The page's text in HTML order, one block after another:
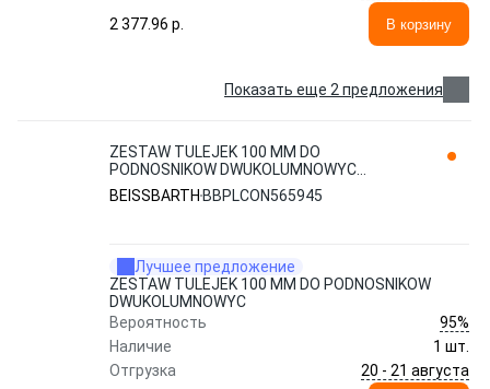
2 377.96 p.
В корзину
Показать еще 2 предложения
ZESTAW TULEJEK 100 MM DO
PODNOSNIKOW DWUKOLUMNOWYC
BBPLCON565945 BEISSBARTH
BEISSBARTH BBPLCON565945
Лучшее предложение
ZESTAW TULEJEK 100 MM DO PODNOSNIKOW
DWUKOLUMNOWYC
Вероятность
95%
Наличие
1 шт.
Отгрузка
20 - 21 августа